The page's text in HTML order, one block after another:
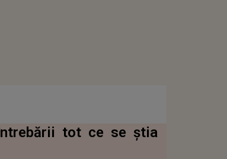
tot ce se știa